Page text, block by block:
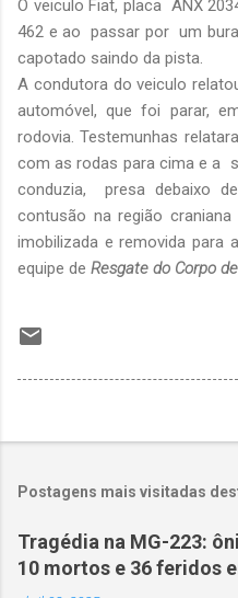
O veiculo Fiat, placa ANX
462 e ao passar por um
capotado saindo da pista.
A condutora do veiculo
automóvel, que foi parar,
rodovia. Testemunhas
com as rodas para cima e a
conduzia, presa debaixo
contusão na região
imobilizada e removida para
equipe de Resgate do Corpo
Postagens mais visitadas
Tragédia na MG-223:
10 mortos e 36 feridos